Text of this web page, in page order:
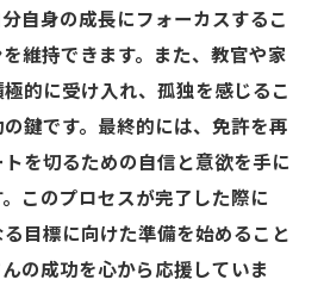
自身の成長にフォーカスするこ
維持できます。また、教官や家
的に受け入れ、孤独を感じるこ
鍵です。最終的には、免許を再
を切るための自信と意欲を手に
このプロセスが完了した際に
目標に向けた準備を始めること
の成功を心から応援していま